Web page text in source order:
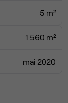
5 m²
1 560 m²
mai 2020